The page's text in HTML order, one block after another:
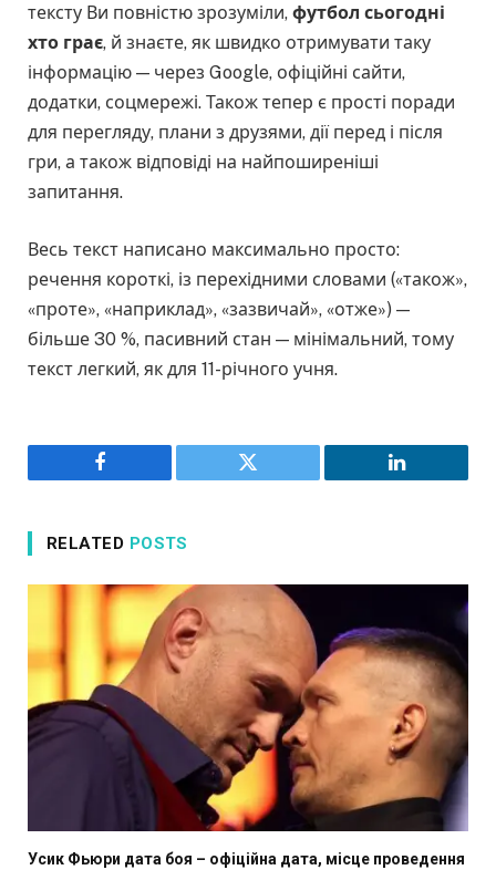
тексту Ви повністю зрозуміли, футбол сьогодні
хто грає, й знаєте, як швидко отримувати таку
інформацію — через Google, офіційні сайти,
додатки, соцмережі. Також тепер є прості поради
для перегляду, плани з друзями, дії перед і після
гри, а також відповіді на найпоширеніші
запитання.
Весь текст написано максимально просто:
речення короткі, із перехідними словами («також»,
«проте», «наприклад», «зазвичай», «отже») —
більше 30 %, пасивний стан — мінімальний, тому
текст легкий, як для 11-річного учня.
Facebook Twitter LinkedIn
RELATED POSTS
Усик Фьюри дата боя – офіційна дата, місце проведення